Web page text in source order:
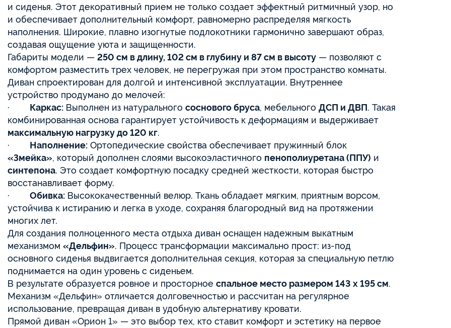
и сиденья. Этот декоративный прием не только создает эффектный ритмичный узор, но
и обеспечивает дополнительный комфорт, равномерно распределяя мягкость
наполнения. Широкие, плавно изогнутые подлокотники гармонично завершают образ,
создавая ощущение уюта и защищенности.
Габариты модели — 250 см в длину, 102 см в глубину и 87 см в высоту — позволяют с
комфортом разместить трех человек, не перегружая при этом пространство комнаты.
Диван спроектирован для долгой и интенсивной эксплуатации. Внутреннее
устройство продумано до мелочей:
· Каркас: Выполнен из натурального соснового бруса, мебельного ДСП и ДВП. Такая
комбинированная основа гарантирует устойчивость к деформациям и выдерживает
максимальную нагрузку до 120 кг.
· Наполнение: Ортопедические свойства обеспечивает пружинный блок
«Змейка», который дополнен слоями высокоэластичного пенополиуретана (ППУ) и
синтепона. Это создает комфортную посадку средней жесткости, которая быстро
восстанавливает форму.
· Обивка: Высококачественный велюр. Ткань обладает мягким, приятным ворсом,
устойчива к истиранию и легка в уходе, сохраняя благородный вид на протяжении
многих лет.
Для создания полноценного места отдыха диван оснащен надежным выкатным
механизмом «Дельфин». Процесс трансформации максимально прост: из-под
основного сиденья выдвигается дополнительная секция, которая за специальную петлю
поднимается на один уровень с сиденьем.
В результате образуется ровное и просторное спальное место размером 143 х 195 см.
Механизм «Дельфин» отличается долговечностью и рассчитан на регулярное
использование, превращая диван в удобную альтернативу кровати.
Прямой диван «Орион 1» — это выбор тех, кто ставит комфорт и эстетику на первое